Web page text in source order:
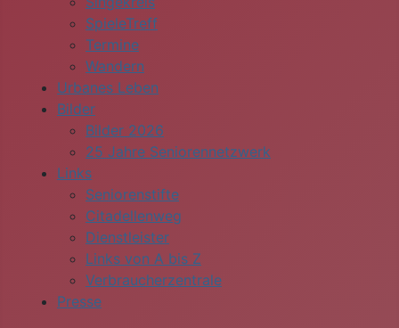
SpieleTreff
Termine
Wandern
Urbanes Leben
Bilder
Bilder 2026
25 Jahre Seniorennetzwerk
Links
Seniorenstifte
Citadellenweg
Dienstleister
Links von A bis Z
Verbraucherzentrale
Presse